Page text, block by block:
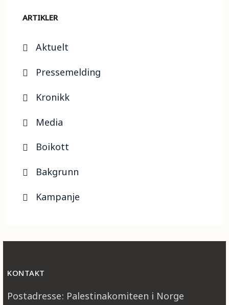
ARTIKLER
Aktuelt
Pressemelding
Kronikk
Media
Boikott
Bakgrunn
Kampanje
KONTAKT
Postadresse: Palestinakomiteen i Norge